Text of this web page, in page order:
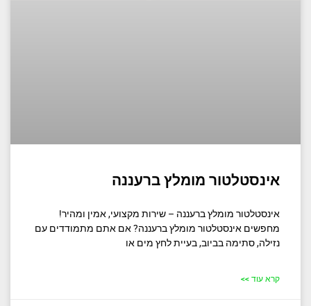
אינסטלטור מומלץ ברעננה
אינסטלטור מומלץ ברעננה – שירות מקצועי, אמין ומהיר!
מחפשים אינסטלטור מומלץ ברעננה? אם אתם מתמודדים עם
נזילה, סתימה בביוב, בעיית לחץ מים או
קרא עוד >>